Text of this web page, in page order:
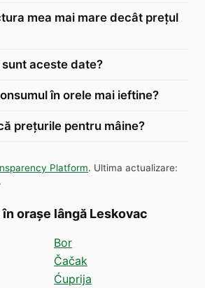
mea mai mare decât prețul
aceste date?
în orele mai ieftine?
prețurile pentru mâine?
Platform. Ultima actualizare:
orașe lângă Leskovac
Bor
Čačak
Ćuprija